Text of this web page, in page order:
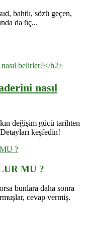
bahtlı, sözü geçen,
da üç...
nasıl
değişim gücü tarihten
keşfedin!
MU ?
bunlara daha sonra
cevap vermiş.